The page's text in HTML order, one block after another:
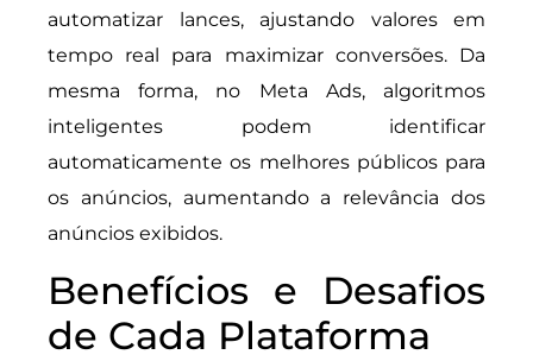
automatizar lances, ajustando valores em
tempo real para maximizar conversões. Da
mesma forma, no Meta Ads, algoritmos
inteligentes podem identificar
automaticamente os melhores públicos para
os anúncios, aumentando a relevância dos
anúncios exibidos.
Benefícios e Desafios
de Cada Plataforma